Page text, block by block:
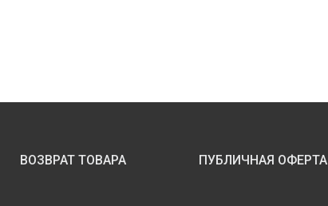
ВОЗВРАТ ТОВАРА ПУБЛИЧНАЯ ОФЕРТА